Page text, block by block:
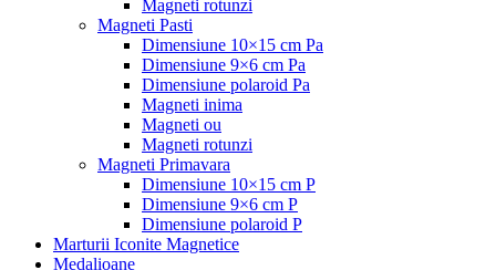
Magneti rotunzi
Magneti Pasti
Dimensiune 10×15 cm Pa
Dimensiune 9×6 cm Pa
Dimensiune polaroid Pa
Magneti inima
Magneti ou
Magneti rotunzi
Magneti Primavara
Dimensiune 10×15 cm P
Dimensiune 9×6 cm P
Dimensiune polaroid P
Marturii Iconite Magnetice
Medalioane